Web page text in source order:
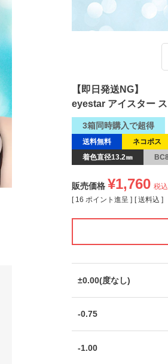
【即日発送NG】
eyestar アイスター
送料無料 ネコポス
着色直径13.2㎜
3箱同時購入で超得
販売価格 ¥1,760 税込
[ 16 ポイント進呈 ] 送料込
±0.00(度なし)
-0.75
-1.00